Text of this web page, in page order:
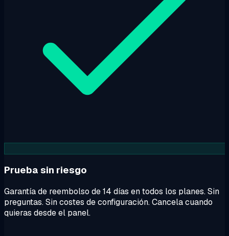
Prueba sin riesgo
Garantía de reembolso de 14 días en todos los planes. Sin
preguntas. Sin costes de configuración. Cancela cuando
quieras desde el panel.